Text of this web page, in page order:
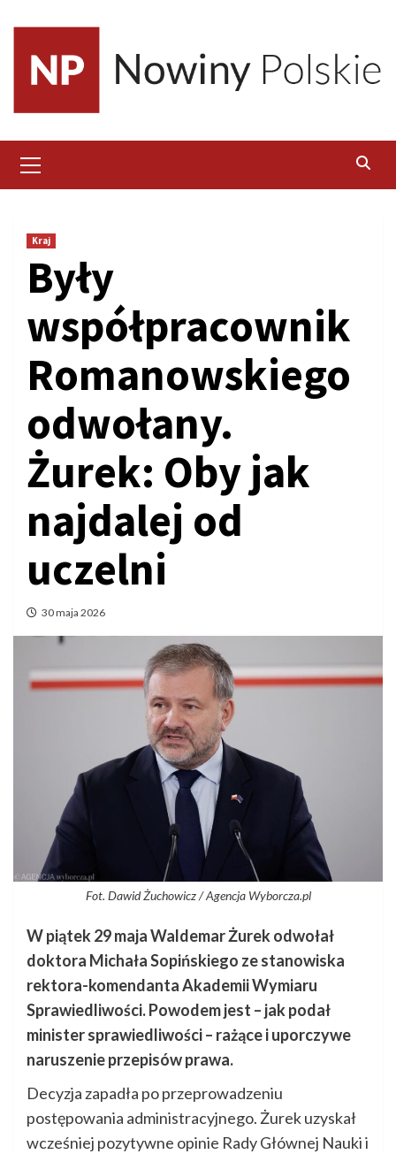
content
Menu
Kraj
Były
współpracownik
Romanowskiego
odwołany.
Żurek: Oby jak
najdalej od
uczelni
30 maja 2026
Fot. Dawid Żuchowicz / Agencja Wyborcza.pl
W piątek 29 maja Waldemar Żurek odwołał
doktora Michała Sopińskiego ze stanowiska
rektora-komendanta Akademii Wymiaru
Sprawiedliwości. Powodem jest – jak podał
minister sprawiedliwości – rażące i uporczywe
naruszenie przepisów prawa.
Decyzja zapadła po przeprowadzeniu
postępowania administracyjnego. Żurek uzyskał
wcześniej pozytywne opinie Rady Głównej Nauki i